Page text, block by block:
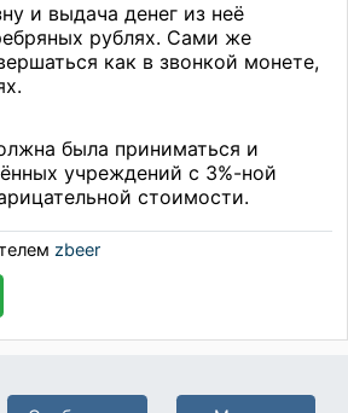
и выдача денег из неё
рублях. Сами же
как в звонкой монете,
была приниматься и
учреждений с 3%-ной
стоимости.
zbeer